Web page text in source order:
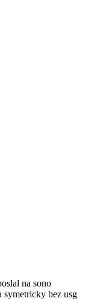
na sono
bez usg